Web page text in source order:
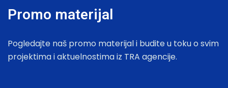
Promo materijal
Pogledajte naš promo materijal i budite u toku o svim
projektima i aktuelnostima iz TRA agencije.